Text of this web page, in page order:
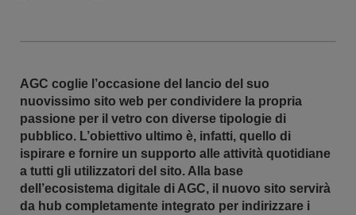
AGC coglie l’occasione del lancio del suo
nuovissimo sito web per condividere la propria
passione per il vetro con diverse tipologie di
pubblico. L’obiettivo ultimo è, infatti, quello di
ispirare e fornire un supporto alle attività quotidiane
a tutti gli utilizzatori del sito. Alla base
dell’ecosistema digitale di AGC, il nuovo sito servirà
da hub completamente integrato per indirizzare i